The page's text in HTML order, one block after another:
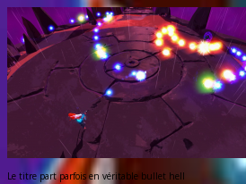
Le titre part parfois en véritable bullet hell